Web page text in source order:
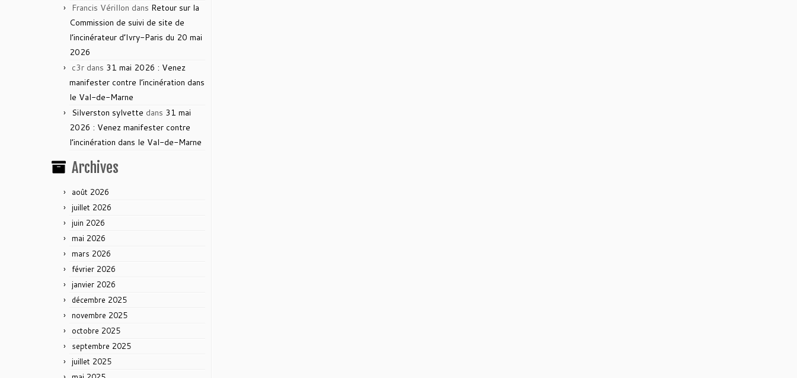
Francis Vérillon dans Retour sur la
Commission de suivi de site de
l’incinérateur d’Ivry-Paris du 20 mai
2026
c3r dans 31 mai 2026 : Venez
manifester contre l’incinération dans
le Val-de-Marne
Silverston sylvette dans 31 mai
2026 : Venez manifester contre
l’incinération dans le Val-de-Marne
Archives
août 2026
juillet 2026
juin 2026
mai 2026
mars 2026
février 2026
janvier 2026
décembre 2025
novembre 2025
octobre 2025
septembre 2025
juillet 2025